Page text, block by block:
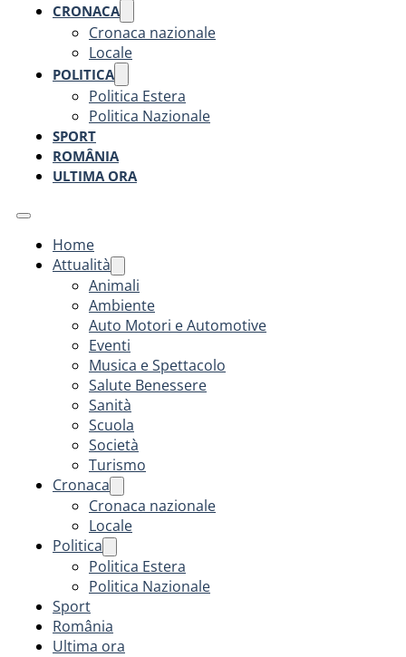
CRONACA
Cronaca nazionale
Locale
POLITICA
Politica Estera
Politica Nazionale
SPORT
ROMÂNIA
ULTIMA ORA
Home
Attualità
Animali
Ambiente
Auto Motori e Automotive
Eventi
Musica e Spettacolo
Salute Benessere
Sanità
Scuola
Società
Turismo
Cronaca
Cronaca nazionale
Locale
Politica
Politica Estera
Politica Nazionale
Sport
România
Ultima ora